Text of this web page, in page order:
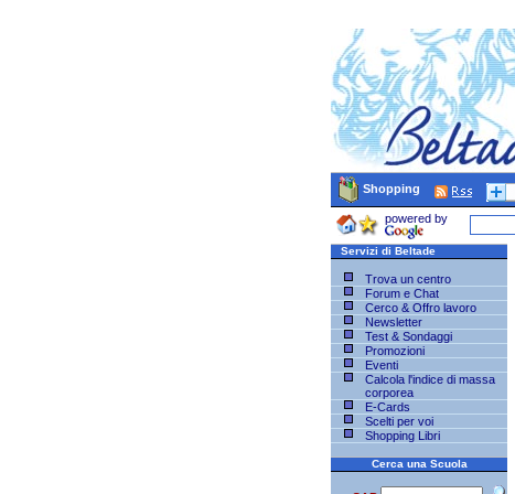
Shopping
powered by
Servizi di Beltade
Trova un centro
Forum e Chat
Cerco & Offro lavoro
Newsletter
Test & Sondaggi
Promozioni
Eventi
Calcola l'indice di massa
corporea
E-Cards
Scelti per voi
Shopping Libri
Cerca una Scuola